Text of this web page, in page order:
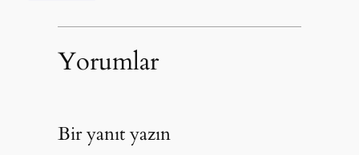
Yorumlar
Bir yanıt yazın